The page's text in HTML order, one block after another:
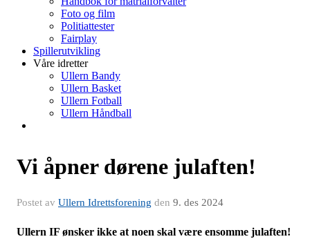
Foto og film
Politiattester
Fairplay
Spillerutvikling
Våre idretter
Ullern Bandy
Ullern Basket
Ullern Fotball
Ullern Håndball
Vi åpner dørene julaften!
Postet av Ullern Idrettsforening den 9. des 2024
Ullern IF ønsker ikke at noen skal være ensomme julaften!